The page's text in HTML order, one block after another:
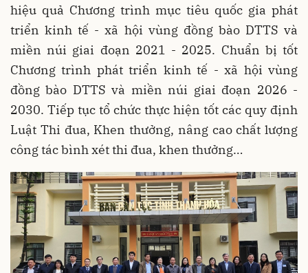
hiệu quả Chương trình mục tiêu quốc gia phát
triển kinh tế - xã hội vùng đồng bào DTTS và
miền núi giai đoạn 2021 - 2025. Chuẩn bị tốt
Chương trình phát triển kinh tế - xã hội vùng
đồng bào DTTS và miền núi giai đoạn 2026 -
2030. Tiếp tục tổ chức thực hiện tốt các quy định
Luật Thi đua, Khen thưởng, nâng cao chất lượng
công tác bình xét thi đua, khen thưởng…